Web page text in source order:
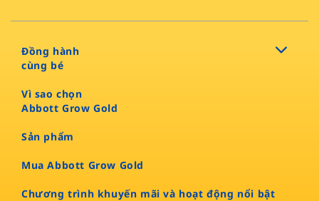
Đồng hành
cùng bé
Vì sao chọn
Abbott Grow Gold​
Sản phẩm​
Mua Abbott Grow Gold
Chương trình khuyến mãi và hoạt động nổi bật